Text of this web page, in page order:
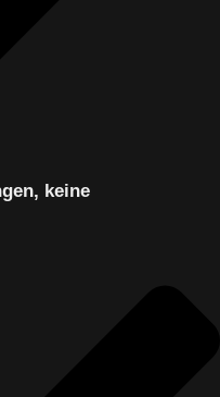
keine